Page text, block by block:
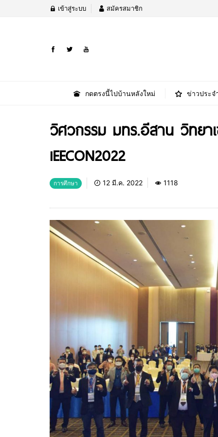
เข้าสู่ระบบ สมัครสมาชิก
กดตรงนี้ไปบ้านหลังใหม่ ข่าวประจ
วิศวกรรม มทร.อีสาน วิทยาเ
iEECON2022
การศึกษา 12 มี.ค. 2022 1118